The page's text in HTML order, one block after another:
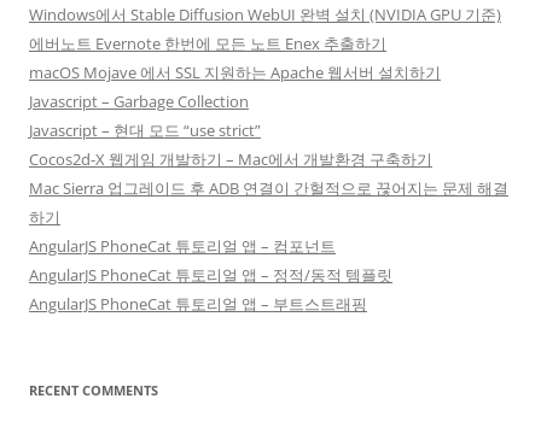
Windows에서 Stable Diffusion WebUI 완벽 설치 (NVIDIA GPU 기준)
에버노트 Evernote 한번에 모든 노트 Enex 추출하기
macOS Mojave 에서 SSL 지원하는 Apache 웹서버 설치하기
Javascript – Garbage Collection
Javascript – 현대 모드 “use strict”
Cocos2d-X 웹게임 개발하기 – Mac에서 개발환경 구축하기
Mac Sierra 업그레이드 후 ADB 연결이 간헐적으로 끊어지는 문제 해결
하기
AngularJS PhoneCat 튜토리얼 앱 – 컴포넌트
AngularJS PhoneCat 튜토리얼 앱 – 정적/동적 템플릿
AngularJS PhoneCat 튜토리얼 앱 – 부트스트래핑
RECENT COMMENTS